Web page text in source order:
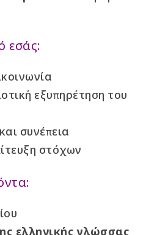
εσάς:
εξυπηρέτηση του
συνέπεια
στόχων
ελληνικής γλώσσας